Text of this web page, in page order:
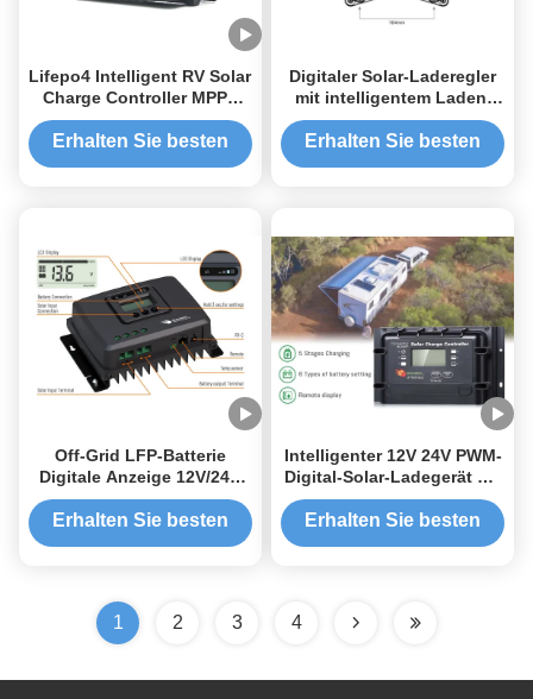
Lifepo4 Intelligent RV Solar
Charge Controller MPPT
12v 30a 100V Eingang
Bluetooth
Erhalten Sie besten
Digitaler Solar-Laderegler
mit intelligentem Laden,
Anderson-Anschluss und
LCD-Anzeige für effizientes
Erhalten Sie besten
Off-Grid LFP-Batterie
Digitale Anzeige 12V/24V
MPPT RV Solar Charge
Controller
Erhalten Sie besten
Intelligenter 12V 24V PWM-
Digital-Solar-Ladegerät mit
BMS Wake Up
Erhalten Sie besten
1 2 3 4